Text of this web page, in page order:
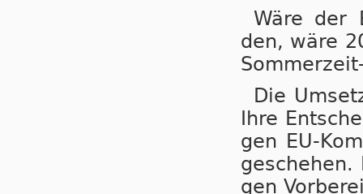
Wäre der
den, wä­re
Die
Ihre
gen EU-
gen